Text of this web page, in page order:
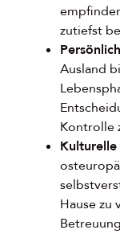
zutiefst
Ausland
Kontrolle
Hause zu